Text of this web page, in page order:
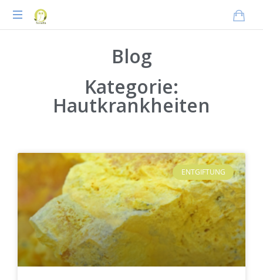
Blog
Kategorie:
Hautkrankheiten
ENTGIFTUNG